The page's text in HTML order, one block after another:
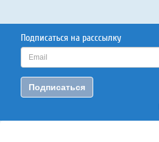
Подписаться на расссылку
Подписаться